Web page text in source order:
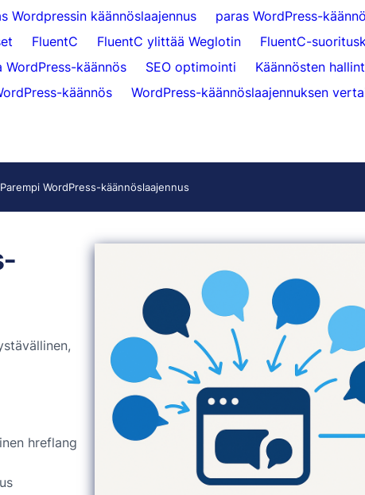
Wordpressin käännöslaajennus
paras WordPress-
FluentC FluentC ylittää Weglotin FluentC-
WordPress-käännös SEO optimointi
Käännösten
käännös
WordPress-käännöslaajennuksen
Parempi WordPress-käännöslaajennus
hreflang